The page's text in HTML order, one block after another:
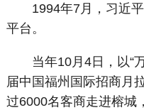
1994年7月，习近平
平台。
当年10月4日，以“万
届中国福州国际招商月
过6000名客商走进榕城